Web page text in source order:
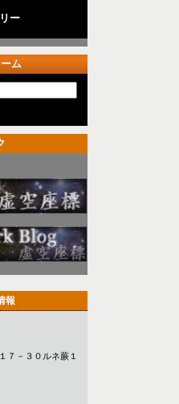
ー
ム
７－３０ルネ蕨１